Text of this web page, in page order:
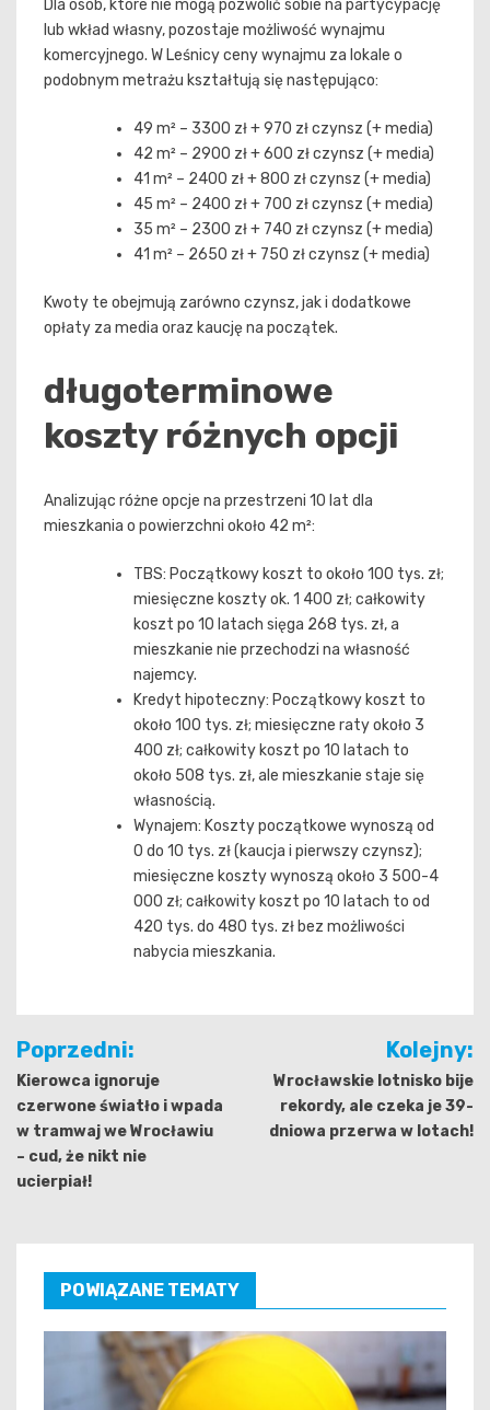
Dla osób, które nie mogą pozwolić sobie na partycypację
lub wkład własny, pozostaje możliwość wynajmu
komercyjnego. W Leśnicy ceny wynajmu za lokale o
podobnym metrażu kształtują się następująco:
49 m² – 3300 zł + 970 zł czynsz (+ media)
42 m² – 2900 zł + 600 zł czynsz (+ media)
41 m² – 2400 zł + 800 zł czynsz (+ media)
45 m² – 2400 zł + 700 zł czynsz (+ media)
35 m² – 2300 zł + 740 zł czynsz (+ media)
41 m² – 2650 zł + 750 zł czynsz (+ media)
Kwoty te obejmują zarówno czynsz, jak i dodatkowe
opłaty za media oraz kaucję na początek.
długoterminowe
koszty różnych opcji
Analizując różne opcje na przestrzeni 10 lat dla
mieszkania o powierzchni około 42 m²:
TBS: Początkowy koszt to około 100 tys. zł;
miesięczne koszty ok. 1 400 zł; całkowity
koszt po 10 latach sięga 268 tys. zł, a
mieszkanie nie przechodzi na własność
najemcy.
Kredyt hipoteczny: Początkowy koszt to
około 100 tys. zł; miesięczne raty około 3
400 zł; całkowity koszt po 10 latach to
około 508 tys. zł, ale mieszkanie staje się
własnością.
Wynajem: Koszty początkowe wynoszą od
0 do 10 tys. zł (kaucja i pierwszy czynsz);
miesięczne koszty wynoszą około 3 500-4
000 zł; całkowity koszt po 10 latach to od
420 tys. do 480 tys. zł bez możliwości
nabycia mieszkania.
Nawigacja
wpisu
Poprzedni:
Kierowca ignoruje
czerwone światło i wpada
w tramwaj we Wrocławiu
– cud, że nikt nie
ucierpiał!
Kolejny:
Wrocławskie lotnisko bije
rekordy, ale czeka je 39-
dniowa przerwa w lotach!
POWIĄZANE TEMATY